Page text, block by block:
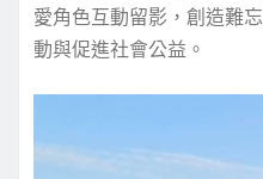
愛角色互動留影，創造難
動與促進社會公益。